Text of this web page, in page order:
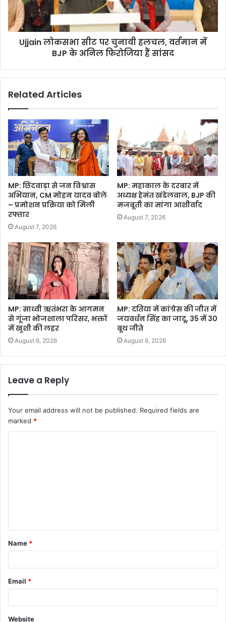
Ujjain लोकसभा सीट पर चुनावी हलचल, वर्तमान में
BJP के अनिल फिरोजिया हैं सांसद
Related Articles
MP: छिंदवाड़ा से जन विश्वास
अभियान, CM मोहन यादव बोले
– प्रमोशन प्रक्रिया को मिली
रफ्तार
August 7, 2026
MP: महाकाल के दरबार में
अध्यक्ष हेमंत खंडेलवाल, BJP की
मजबूती का मांगा आशीर्वाद
August 7, 2026
MP: साध्वी ऋतंभरा के आगमन
से गूंजा भोजशाला परिसर, भक्तों
में खुशी की लहर
August 6, 2026
MP: दतिया में कांग्रेस की जीत में
जयवर्धन सिंह का जादू, 35 में 30
बूथ जीते
August 6, 2026
Leave a Reply
Your email address will not be published. Required fields are
marked *
t
*
Name *
Email *
Website